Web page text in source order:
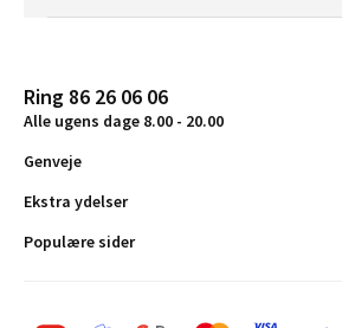
Ring 86 26 06 06
Alle ugens dage 8.00 - 20.00
Genveje
Ekstra ydelser
Populære sider